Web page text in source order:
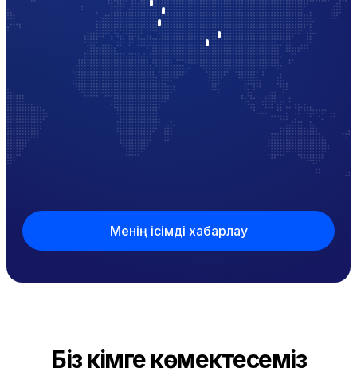
Менің ісімді хабарлау
Біз кімге көмектесеміз